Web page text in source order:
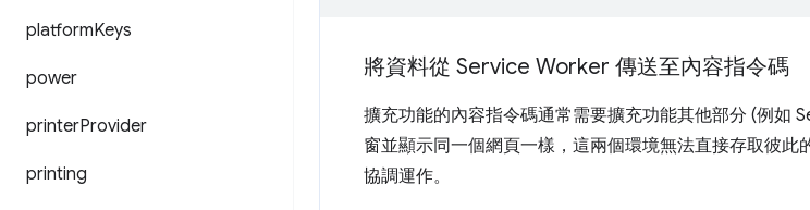
platformKeys
power
printerProvider
printing
將資料從 Service Worker 傳送至內容指令碼
擴充功能的內容指令碼通常需要擴充功能其他部分 (例如
窗並顯示同一個網頁一樣，這兩個環境無法直接存取彼此
協調運作。